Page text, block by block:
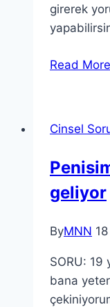
girerek
Read More
Cinsel
geliyor
ByMNN
SORU: 19
bana